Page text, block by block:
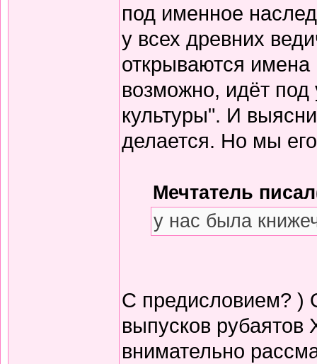
под именное
у всех древних
открываются имена
возможно, идёт под
культуры". И
делается. Но мы
Мечтатель
у нас была
С предисловием? )
выпусков рубаятов
внимательно